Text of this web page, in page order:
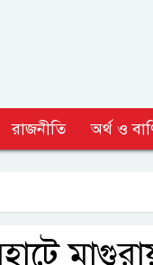
রাজনীতি অর্থ ও